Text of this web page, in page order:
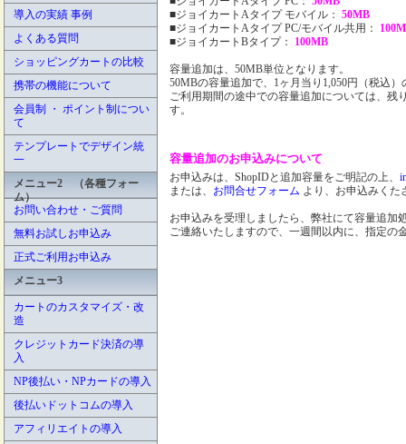
■ジョイカートAタイプ モバイル： 50MB
■ジョイカートAタイプ PC/モバイル共用：
■ジョイカートBタイプ： 100MB
容量追加は、50MB単位となります。
50MBの容量追加で、1ヶ月当り1,050円（税込
ご利用期間の途中での容量追加については、残
す。
容量追加のお申込みについて
お申込みは、ShopIDと追加容量をご明記の上、
または、 お問合せフォーム より、お申込みくた
お申込みを受理しましたら、弊社にて容量追加
ご連絡いたしますので、一週間以内に、指定の
導入の実績 事例
よくある質問
ショッピングカートの比較
携帯の機能について
会員制 ・ ポイント制につい
て
テンプレートでデザイン統
一
メニュー2 （各種フォー
ム）
お問い合わせ・ご質問
無料お試しお申込み
正式ご利用お申込み
メニュー3
カートのカスタマイズ・改
造
クレジットカード決済の導
入
NP後払い・NPカードの導入
後払いドットコムの導入
アフィリエイトの導入